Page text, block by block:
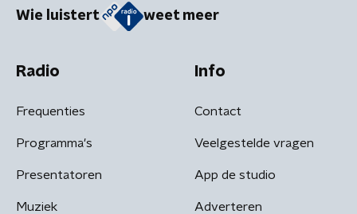
Wie luistert weet meer
Radio
Frequenties
Programma's
Presentatoren
Muziek
Info
Contact
Veelgestelde vragen
App de studio
Adverteren